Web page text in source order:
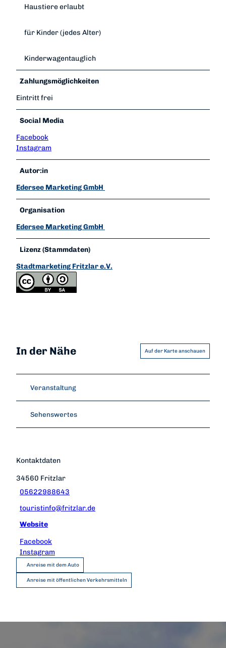
Haustiere erlaubt
für Kinder (jedes Alter)
Kinderwagentauglich
Zahlungsmöglichkeiten
Eintritt frei
Social Media
Facebook
Instagram
Autor:in
Edersee Marketing GmbH
Organisation
Edersee Marketing GmbH
Lizenz (Stammdaten)
Stadtmarketing Fritzlar e.V.
In der Nähe Auf der Karte anschauen
Veranstaltung
Sehenswertes
Kontaktdaten
34560 Fritzlar
05622988643
touristinfo@fritzlar.de
Website
Facebook
Instagram
Anreise mit dem Auto
Anreise mit öffentlichen Verkehrsmitteln